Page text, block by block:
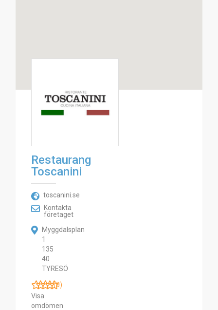
Restaurang
Toscanini
toscanini.se
Kontakta
företaget
Myggdalsplan
1
135
40
TYRESÖ
(0)
Visa
omdömen